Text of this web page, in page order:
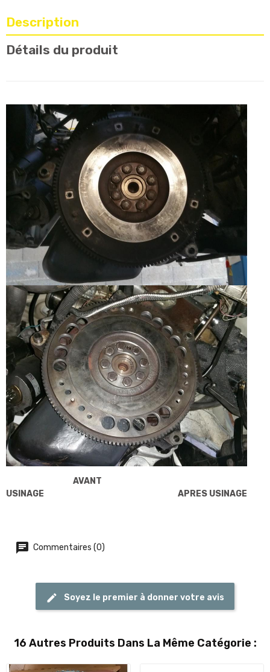
Description
Détails du produit
AVANT
USINAGE
APRES USINAGE
Commentaires (0)
Soyez le premier à donner votre avis
16 Autres Produits Dans La Même Catégorie :